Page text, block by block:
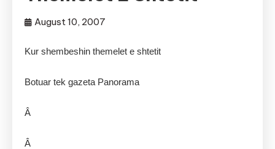
August 10, 2007
Kur shembeshin themelet e shtetit
Botuar tek gazeta Panorama
Â
Â